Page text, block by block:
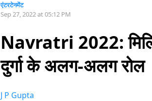
एंटरटेनमेंट
Sep 27, 2022 at 05:12 PM
Navratri 2022:
दुर्गा के अलग-अलग रोल
J P Gupta